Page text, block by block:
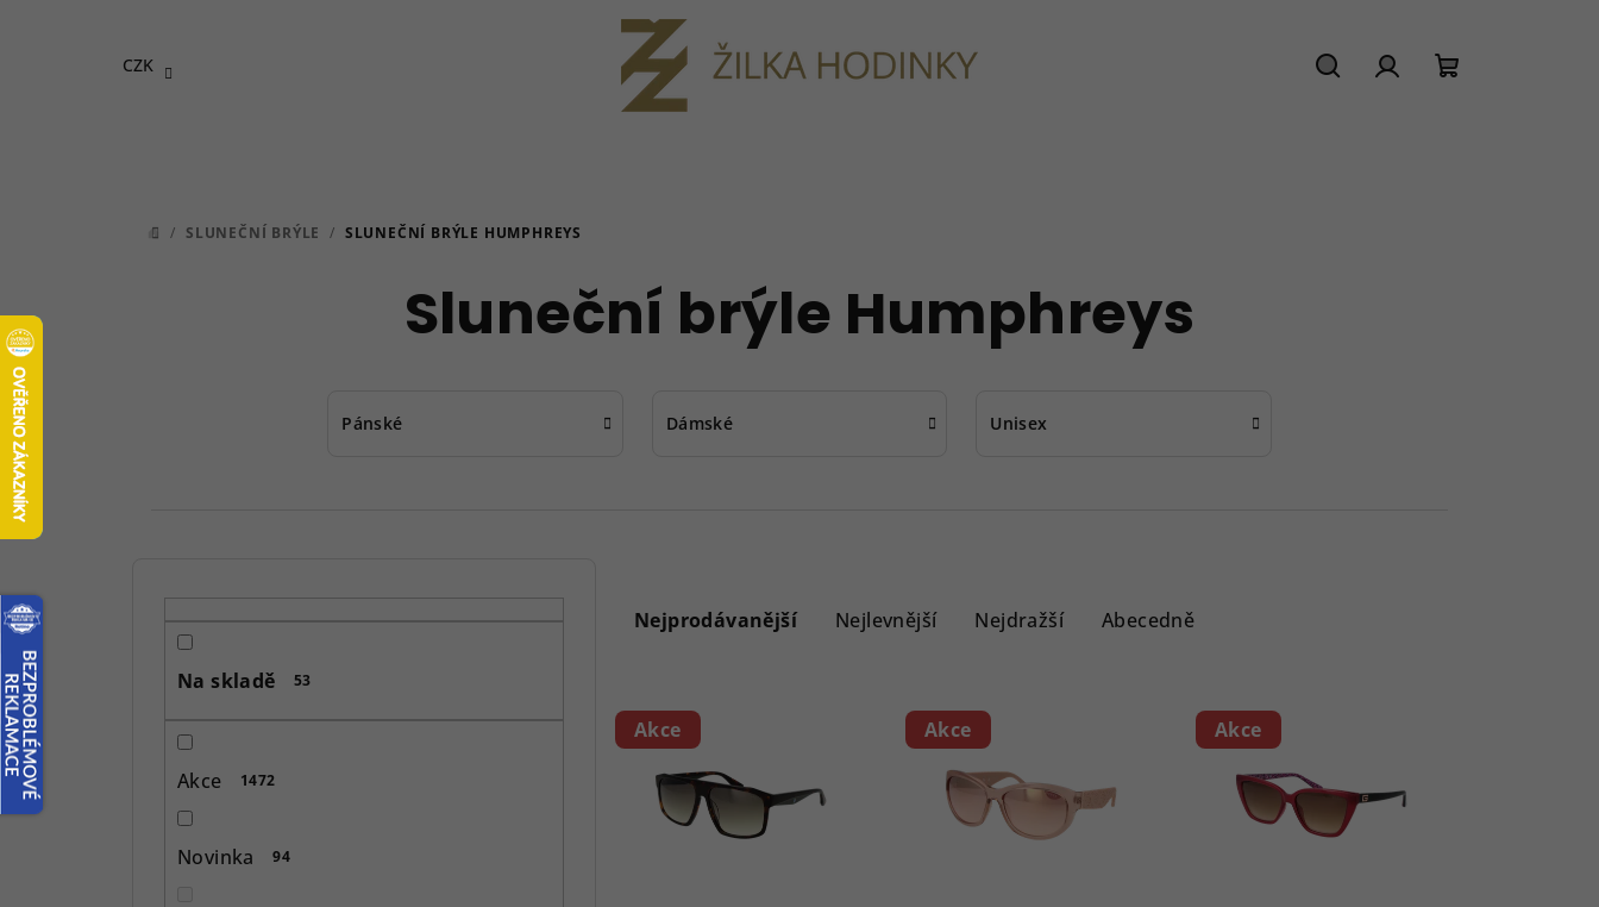
CZK
DOMŮ
/ SLUNEČNÍ BRÝLE / SLUNEČNÍ BRÝLE HUMPHREYS
Sluneční brýle Humphreys
Pánské Dámské Unisex
Na skladě 53
Akce 1472
Novinka 94
a
e
Nejprodávanější Nejlevnější Nejdražší Abecedně
V
ý
Akce Akce Akce